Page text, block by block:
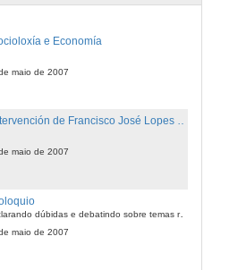
e Economía
maio de 2007
Intervención de Francisco José Lopes de Sousa Diniz
maio de 2007
Aclarando dúbidas e debatindo sobre temas relacionados
maio de 2007